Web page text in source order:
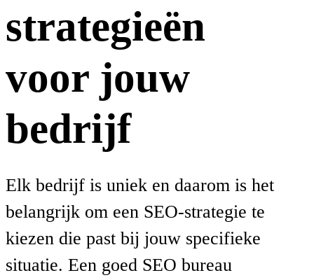
strategieën
voor jouw
bedrijf
Elk bedrijf is uniek en daarom is het
belangrijk om een SEO-strategie te
kiezen die past bij jouw specifieke
situatie. Een goed SEO bureau